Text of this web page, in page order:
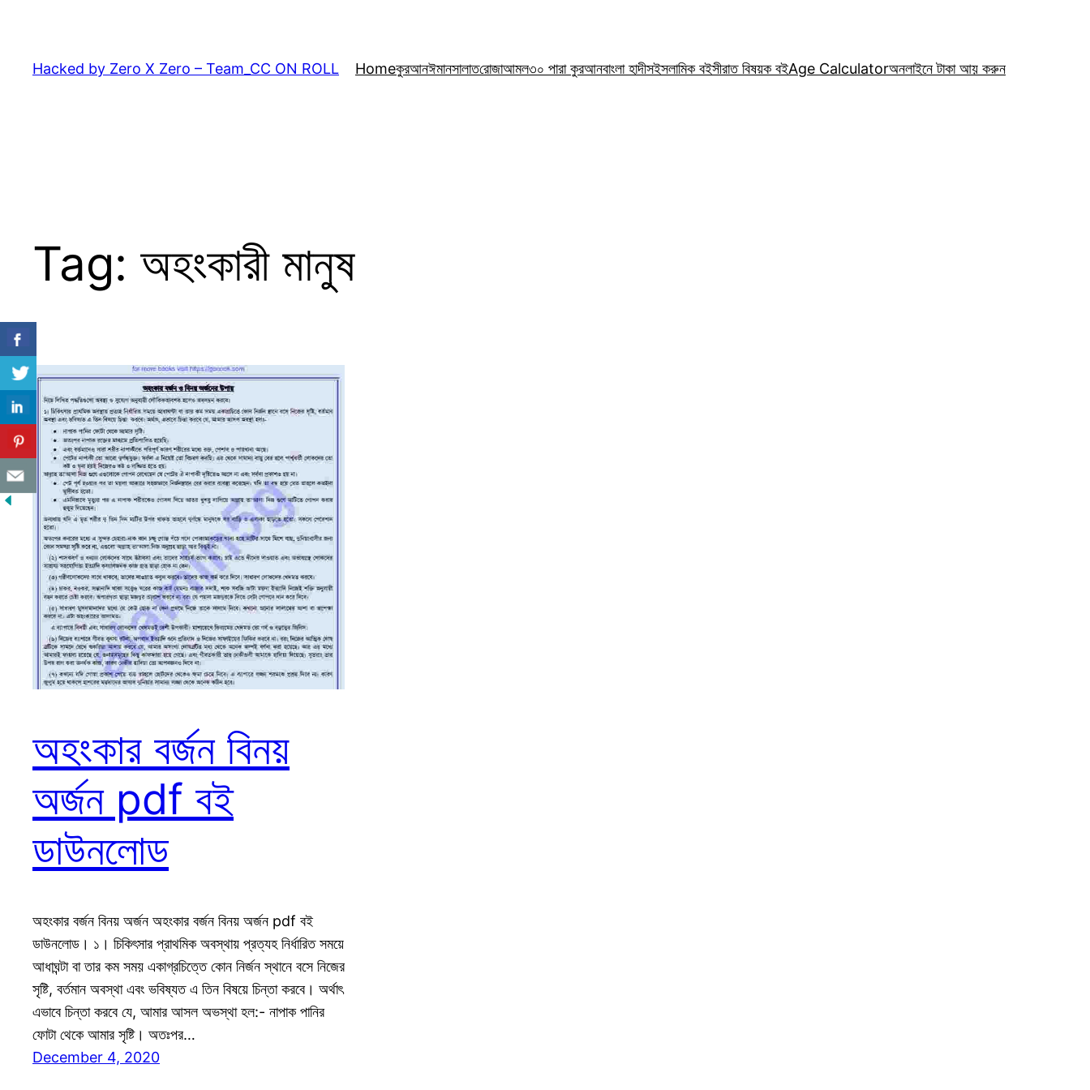
content
Hacked by Zero X Zero – Team_CC ON ROLL Homeকুরআনঈমানসালাতরোজাআমল৩০ পারা কুরআনবাংলা হাদীসইসলামিক বইসীরাত বিষয়ক বইAge Calculatorঅনলাইনে টাকা আয় করুন
Tag: অহংকারী মানুষ
অহংকার বর্জন বিনয়
অর্জন pdf বই
ডাউনলোড
অহংকার বর্জন বিনয় অর্জন অহংকার বর্জন বিনয় অর্জন pdf বই
ডাউনলোড। ১। চিকিৎসার প্রাথমিক অবস্থায় প্রত্যহ নির্ধারিত সময়ে
আধাঘন্টা বা তার কম সময় একাগ্রচিত্তে কোন নির্জন স্থানে বসে নিজের
সৃষ্টি, বর্তমান অবস্থা এবং ভবিষ্যত এ তিন বিষয়ে চিন্তা করবে। অর্থাৎ
এভাবে চিন্তা করবে যে, আমার আসল অভস্থা হল:- নাপাক পানির
ফোটা থেকে আমার সৃষ্টি। অতঃপর…
December 4, 2020